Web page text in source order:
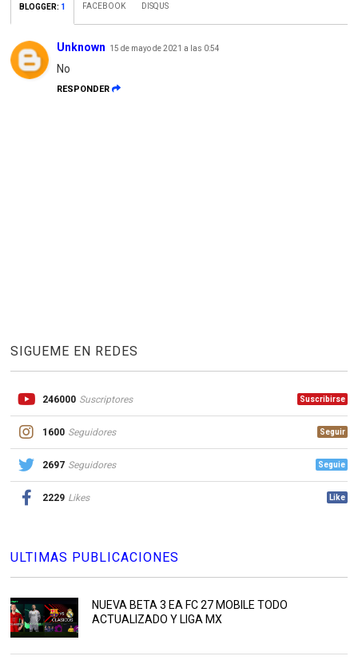
BLOGGER: 1 FACEBOOK DISQUS
Unknown 15 de mayo de 2021 a las 0:54
No
RESPONDER
SIGUEME EN REDES
246000 Suscriptores Suscribirse
1600 Seguidores Seguir
2697 Seguidores Seguie
2229 Likes Like
ULTIMAS PUBLICACIONES
NUEVA BETA 3 EA FC 27 MOBILE TODO
ACTUALIZADO Y LIGA MX